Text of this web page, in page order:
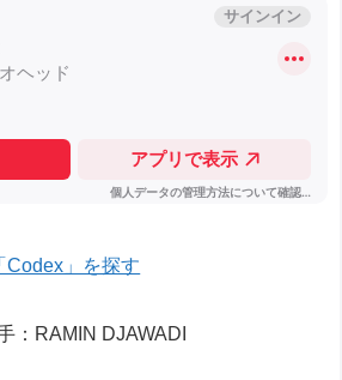
」を探す
RAMIN DJAWADI